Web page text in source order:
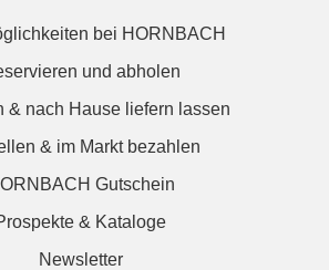
bei HORNBACH
und abholen
& nach Hause liefern lassen
& im Markt bezahlen
Gutschein
& Kataloge
Newsletter